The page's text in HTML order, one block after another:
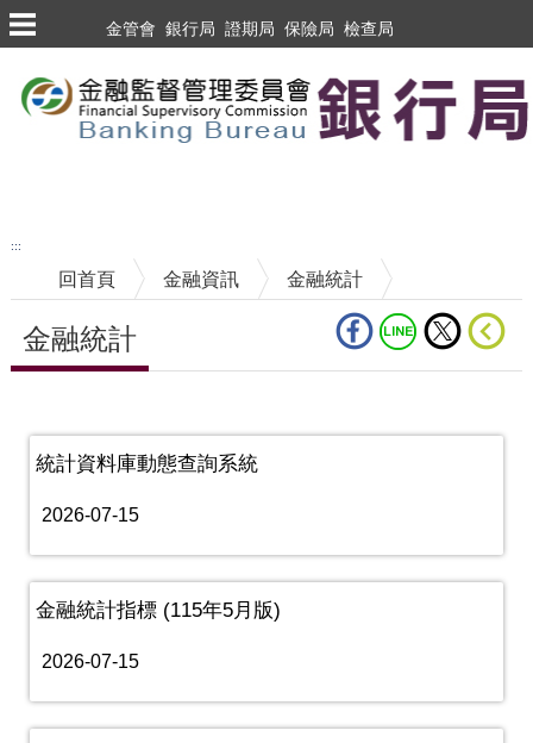
跳到主要內容區塊
金管會 銀行局 證期局 保險局 檢查局
:::
回首頁 金融資訊 金融統計
金融統計
統計資料庫動態查詢系統
2026-07-15
金融統計指標 (115年5月版)
2026-07-15